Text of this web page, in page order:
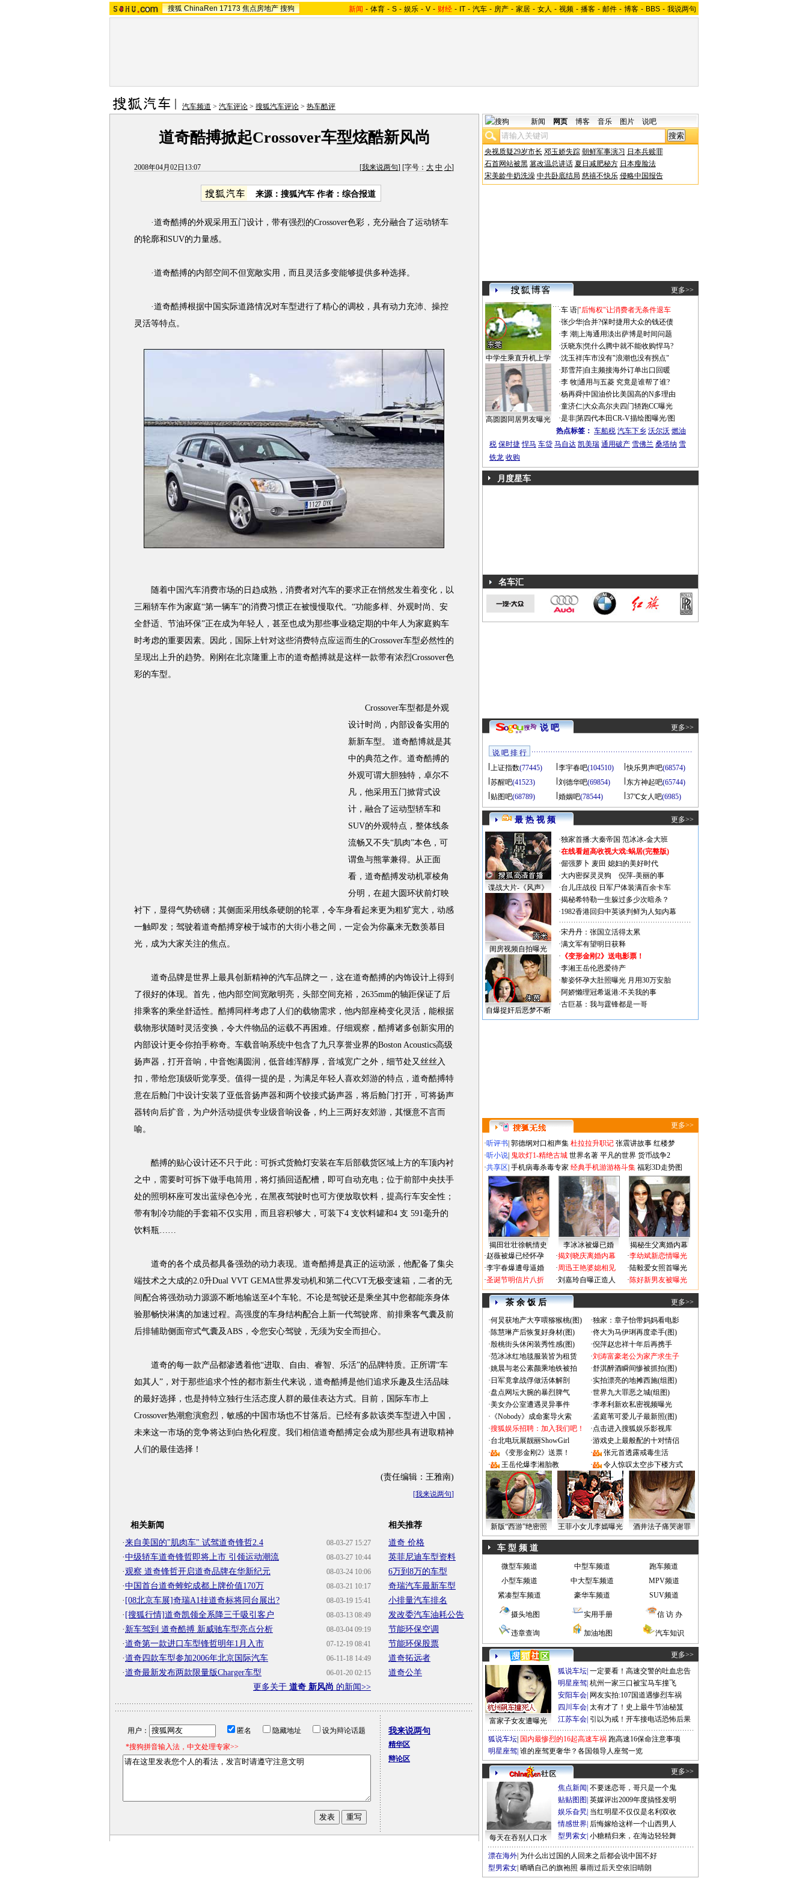
搜狐 ChinaRen 17173 焦点房地产 搜狗 新闻 - 体育 - S - 娱乐 - V - 财经 - IT - 汽车 - 房产 - 家居 - 女人 - 视频 - 播客 - 邮件 - 博客 - BBS - 我说两句
汽车频道 > 汽车评论 > 搜狐汽车评论 > 热车酷评
道奇酷搏掀起Crossover车型炫酷新风尚
2008年04月02日13:07 [我来说两句] [字号： 大 中 小]
来源：搜狐汽车 作者：综合报道
·道奇酷搏的外观采用五门设计，带有强烈的Crossover色彩，充分融合了运动轿车
的轮廓和SUV的力量感。
·道奇酷搏的内部空间不但宽敞实用，而且灵活多变能够提供多种选择。
·道奇酷搏根据中国实际道路情况对车型进行了精心的调校，具有动力充沛、操控
灵活等特点。
随着中国汽车消费市场的日趋成熟，消费者对汽车的要求正在悄然发生着变化，以
三厢轿车作为家庭“第一辆车”的消费习惯正在被慢慢取代。“功能多样、外观时尚、安
全舒适、节油环保”正在成为年轻人，甚至也成为那些事业稳定期的中年人为家庭购车
时考虑的重要因素。因此，国际上针对这些消费特点应运而生的Crossover车型必然性的
呈现出上升的趋势。刚刚在北京隆重上市的道奇酷搏就是这样一款带有浓烈Crossover色
彩的车型。
Crossover车型都是外观
设计时尚，内部设备实用的
新新车型。 道奇酷博就是其
中的典范之作。道奇酷搏的
外观可谓大胆独特，卓尔不
凡，他采用五门掀背式设
计，融合了运动型轿车和
SUV的外观特点，整体线条
流畅又不失“肌肉”本色，可
谓鱼与熊掌兼得。从正面
看，道奇酷搏发动机罩棱角
分明，在超大圆环状前灯映
衬下，显得气势磅礴；其侧面采用线条硬朗的轮罩，令车身看起来更为粗犷宽大，动感
一触即发；驾驶着道奇酷搏穿梭于城市的大街小巷之间，一定会为你赢来无数羡慕目
光，成为大家关注的焦点。
道奇品牌是世界上最具创新精神的汽车品牌之一，这在道奇酷搏的内饰设计上得到
了很好的体现。首先，他内部空间宽敞明亮，头部空间充裕，2635mm的轴距保证了后
排乘客的乘坐舒适性。酷搏同样考虑了人们的载物需求，他内部座椅变化灵活，能根据
载物形状随时灵活变换，令大件物品的运载不再困难。仔细观察，酷搏诸多创新实用的
内部设计更令你拍手称奇。车载音响系统中包含了九只享誉业界的Boston Acoustics高级
扬声器，打开音响，中音饱满圆润，低音雄浑醇厚，音域宽广之外，细节处又丝丝入
扣，带给您顶级听觉享受。值得一提的是，为满足年轻人喜欢郊游的特点，道奇酷搏特
意在后舱门中设计安装了亚低音扬声器和两个铰接式扬声器，将后舱门打开，可将扬声
器转向后扩音，为户外活动提供专业级音响设备，约上三两好友郊游，其惬意不言而
喻。
酷搏的贴心设计还不只于此：可拆式货舱灯安装在车后部载货区域上方的车顶内衬
之中，需要时可拆下做手电筒用，将灯插回适配槽，即可自动充电；位于前部中央扶手
处的照明杯座可发出蓝绿色冷光，在黑夜驾驶时也可方便放取饮料，提高行车安全性；
带有制冷功能的手套箱不仅实用，而且容积够大，可装下4 支饮料罐和4 支 591毫升的
饮料瓶……
道奇的各个成员都具备强劲的动力表现。道奇酷搏是真正的运动派，他配备了集尖
端技术之大成的2.0升Dual VVT GEMA世界发动机和第二代CVT无极变速箱，二者的无
间配合将强劲动力源源不断地输送至4个车轮。不论是驾驶还是乘坐其中您都能亲身体
验那畅快淋漓的加速过程。高强度的车身结构配合上新一代驾驶席、前排乘客气囊及前
后排辅助侧面帘式气囊及ABS，令您安心驾驶，无须为安全而担心。
道奇的每一款产品都渗透着他“进取、自由、睿智、乐活”的品牌特质。正所谓“车
如其人”，对于那些追求个性的都市新生代来说，道奇酷搏是他们追求乐趣及生活品味
的最好选择，也是持特立独行生活态度人群的最佳表达方式。目前，国际车市上
Crossover热潮愈演愈烈，敏感的中国市场也不甘落后。已经有多款该类车型进入中国，
未来这一市场的竞争将达到白热化程度。我们相信道奇酷搏定会成为那些具有进取精神
人们的最佳选择！
(责任编辑：王雅南)
[我来说两句]
相关新闻
08-03-27 15:27
·来自美国的"肌肉车" 试驾道奇锋哲2.4
08-03-27 10:44
·中级轿车道奇锋哲即将上市 引领运动潮流
08-03-24 10:06
·观察 道奇锋哲开启道奇品牌在华新纪元
08-03-21 10:17
·中国首台道奇蝰蛇成都上牌价值170万
08-03-19 15:41
· [08北京车展]奇瑞A1挂道奇标将同台展出?
08-03-13 08:49
· [搜狐行情]道奇凯领全系降三千吸引客户
08-03-04 09:19
· 新车驾到 道奇酷搏 新威驰车型亮点分析
07-12-19 08:41
·道奇第一款进口车型锋哲明年1月入市
06-11-18 14:49
·道奇四款车型参加2006年北京国际汽车
06-01-20 02:15
·道奇最新发布两款限量版Charger车型
更多关于 道奇 新风尚 的新闻>>
相关推荐
道奇 价格
英菲尼迪车型资料
6万到8万的车型
奇瑞汽车最新车型
小排量汽车排名
发改委汽车油耗公告
节能环保空调
节能环保股票
道奇拓远者
道奇公羊
用户： 匿名 隐藏地址
设为辩论话题
*搜狗拼音输入法，中文处理专家>>
我来说两句
精华区
辩论区
新闻 网页 博客 音乐 图片 说吧
央视质疑29岁市长 邓玉娇失踪 朝鲜军事演习 日本兵赎罪
石首网站被黑 篡改温总讲话 夏日减肥秘方 日本瘦脸法
宋美龄牛奶洗澡 中共卧底结局 慈禧不快乐 侵略中国报告
更多>>
中学生乘直升机上学
高圆圆同居男友曝光
·车 语|"后悔权"让消费者无条件退车
·张少华|合并?保时捷用大众的钱还债
·李 潮 上海通用淡出萨博是时间问题
·沃晓东|凭什么腾中就不能收购悍马?
·沈玉祥|车市没有"浪潮也没有拐点"
·郑雪芹| 自主频接海外订单出口回暖
·李 牧|通用与五菱 究竟是谁帮了谁?
·杨再舜|中国油价比美国高的N多理由
·童济仁|大众高尔夫四门轿跑CC曝光
·是非|第四代本田CR-V描绘图曝光/图
热点标签： 车船税 汽车下乡 沃尔沃 燃油
税 保时捷 悍马 车贷 马自达 凯美瑞 通用破产 雪佛兰 桑塔纳 雪
铁龙 收购
月度星车
名车汇
说 吧 更多>>
说 吧 排 行
上证指数(77445) 李宇春吧(104510) 快乐男声吧(68574)
苏醒吧(41523) 刘德华吧(69854) 东方神起吧(65744)
贴图吧(68789) 婚姻吧(78544) 37℃女人吧(6985)
最 热 视 频 更多>>
谍战大片-《风声》
闺房视频自拍曝光
自爆捉奸后恶梦不断
·独家首播:大秦帝国 范冰冰-金大班
·在线看超高收视大戏:蜗居(完整版)
·倔强萝卜 麦田 媳妇的美好时代
·大内密探灵灵狗
倪萍-美丽的事
·台儿庄战役 日军尸体装满百余卡车
·揭秘希特勒一生躲过多少次暗杀？
·1982香港回归中英谈判鲜为人知内幕
·宋丹丹：张国立活得太累
·满文军有望明日获释
· 《变形金刚2》送电影票！
·李湘王岳伦恩爱待产
·黎姿怀孕大肚照曝光 月用30万安胎
·阿娇懒理冠希返港:不关我的事
·古巨基：我与霆锋都是一哥
更多>>
·听评书 郭德纲对口相声集 杜拉拉升职记 张震讲故事 红楼梦
·听小说 鬼吹灯1-精绝古城 世界名著 平凡的世界 货币战争2
·共享区 手机病毒杀毒专家 经典手机游游格斗集 福彩3D走势图
揭田壮壮徐帆情史 李冰冰被爆已婚
揭秘生父离婚内幕
·赵薇被爆已经怀孕
·李宇春爆遭母逼婚
·圣诞节明信片八折
·揭刘晓庆离婚内幕
·周迅王艳婆媳相见
·刘嘉玲自曝正造人
·李幼斌新恋情曝光
·陆毅爱女照首曝光
·陈好新男友被曝光
茶 余 饭 后 更多>>
·何炅获地产大亨喂猕猴桃(图) ·独家：章子怡带妈妈看电影
·陈慧琳产后恢复好身材(图) ·佟大为马伊琍再度牵手(图)
·殷桃街头休闲装秀性感(图) ·倪萍赵忠祥十年后再携手
·范冰冰红地毯服装皆为租赁 ·刘涛富豪老公为家产求生子
·姚晨与老公素颜乘地铁被拍 ·舒淇醉酒瞬间惨被抓拍(图)
· 日军竟拿战俘做活体解剖 ·实拍漂亮的地摊西施(组图)
·盘点网坛大腕的暴烈脾气 ·世界九大罪恶之城(组图)
·美女办公室遭遇灵异事件 ·李孝利新欢私密视频曝光
· 《Nobody》成命案导火索 ·孟庭苇可爱儿子最新照(图)
·搜狐娱乐招聘：加入我们吧！ ·点击进入搜狐娱乐影视库
·台北电玩展靓丽ShowGirl ·游戏史上最般配的十对情侣
·
《变形金刚2》送票！ ·
张元首透露戒毒生活
·
王岳伦爆李湘胎教 · 令人惊叹太空步下楼方式
新版“西游”绝密照 王菲小女儿李嫣曝光 酒井法子痛哭谢罪
车 型 频 道
微型车频道 中型车频道
跑车频道
小型车频道
中大型车频道
MPV频道
紧凑型车频道
豪华车频道 SUV频道
摄头地图 实用手册 信 访 办
违章查询 加油地图 汽车知识
更多>>
富家子女友遭曝光
狐说车坛 一定要看！高速交警的吐血忠告
明星座驾 杭州一家三口被宝马车撞飞
安阳车会 网友实拍:107国道遇惨烈车祸
四川车会 太有才了！史上最牛节油秘笈
江苏车会 引以为戒！开车接电话恐怖后果
狐说车坛 国内最惨烈的16起高速车祸 跑高速16保命注意事项
明星座驾 谁的座驾更奢华？各国领导人座驾一览
更多>>
每天在吞别人口水
焦点新闻 不要迷恋哥，哥只是一个鬼
贴贴图图 英媒评出2009年度搞怪发明
娱乐旮旯 当红明星不仅仅是名利双收
情感世界 后悔嫁给这样一个山西男人
型男索女 小糖精归来，在海边轻轻舞
漂在海外 为什么出过国的人回来之后都会说中国不好
型男索女 晒晒自己的旗袍照 暴雨过后天空依旧晴朗